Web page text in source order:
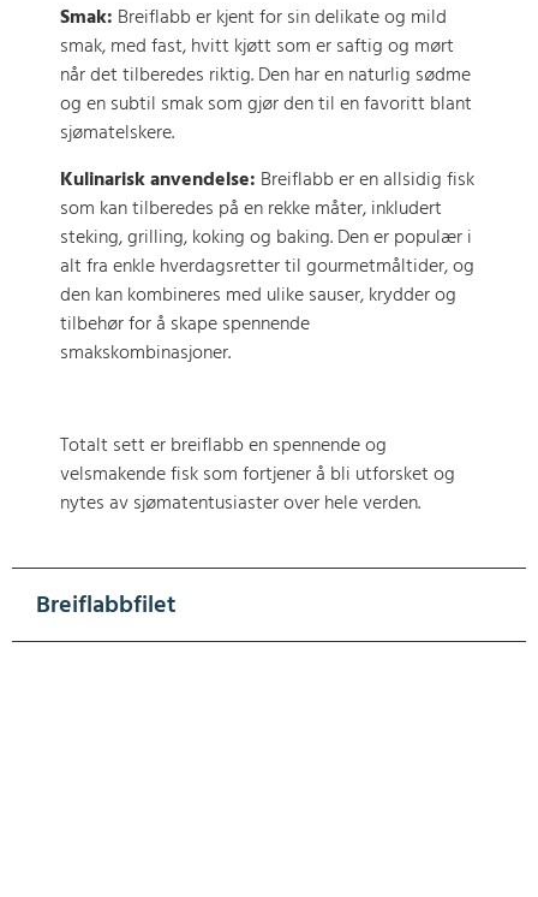
Smak: Breiflabb er kjent for sin delikate og mild
smak, med fast, hvitt kjøtt som er saftig og mørt
når det tilberedes riktig. Den har en naturlig sødme
og en subtil smak som gjør den til en favoritt blant
sjømatelskere.
Kulinarisk anvendelse: Breiflabb er en allsidig fisk
som kan tilberedes på en rekke måter, inkludert
steking, grilling, koking og baking. Den er populær i
alt fra enkle hverdagsretter til gourmetmåltider, og
den kan kombineres med ulike sauser, krydder og
tilbehør for å skape spennende
smakskombinasjoner.
Totalt sett er breiflabb en spennende og
velsmakende fisk som fortjener å bli utforsket og
nytes av sjømatentusiaster over hele verden.
Breiflabbfilet